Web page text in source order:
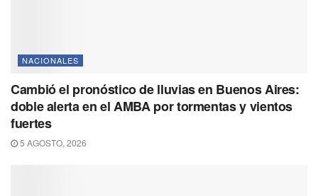
NACIONALES
Cambió el pronóstico de lluvias en Buenos Aires:
doble alerta en el AMBA por tormentas y vientos
fuertes
5 AGOSTO, 2026